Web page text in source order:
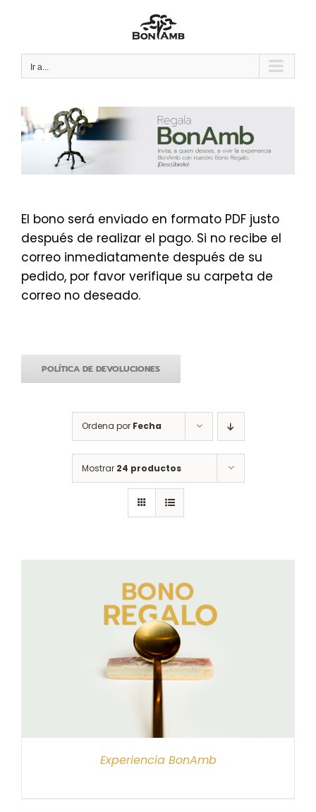
Ir a...
El bono será enviado en formato PDF justo
después de realizar el pago. Si no recibe el
correo inmediatamente después de su
pedido, por favor verifique su carpeta de
correo no deseado.
POLÍTICA DE DEVOLUCIONES
Ordena por Fecha
Mostrar 24 productos
Experiencia BonAmb